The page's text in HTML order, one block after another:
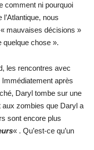
comment ni pourquoi
l’Atlantique, nous
mauvaises décisions »
quelque chose ».
les rencontres avec
après
Daryl tombe sur une
zombies que Daryl a
sont encore plus
« . Qu’est-ce qu’un